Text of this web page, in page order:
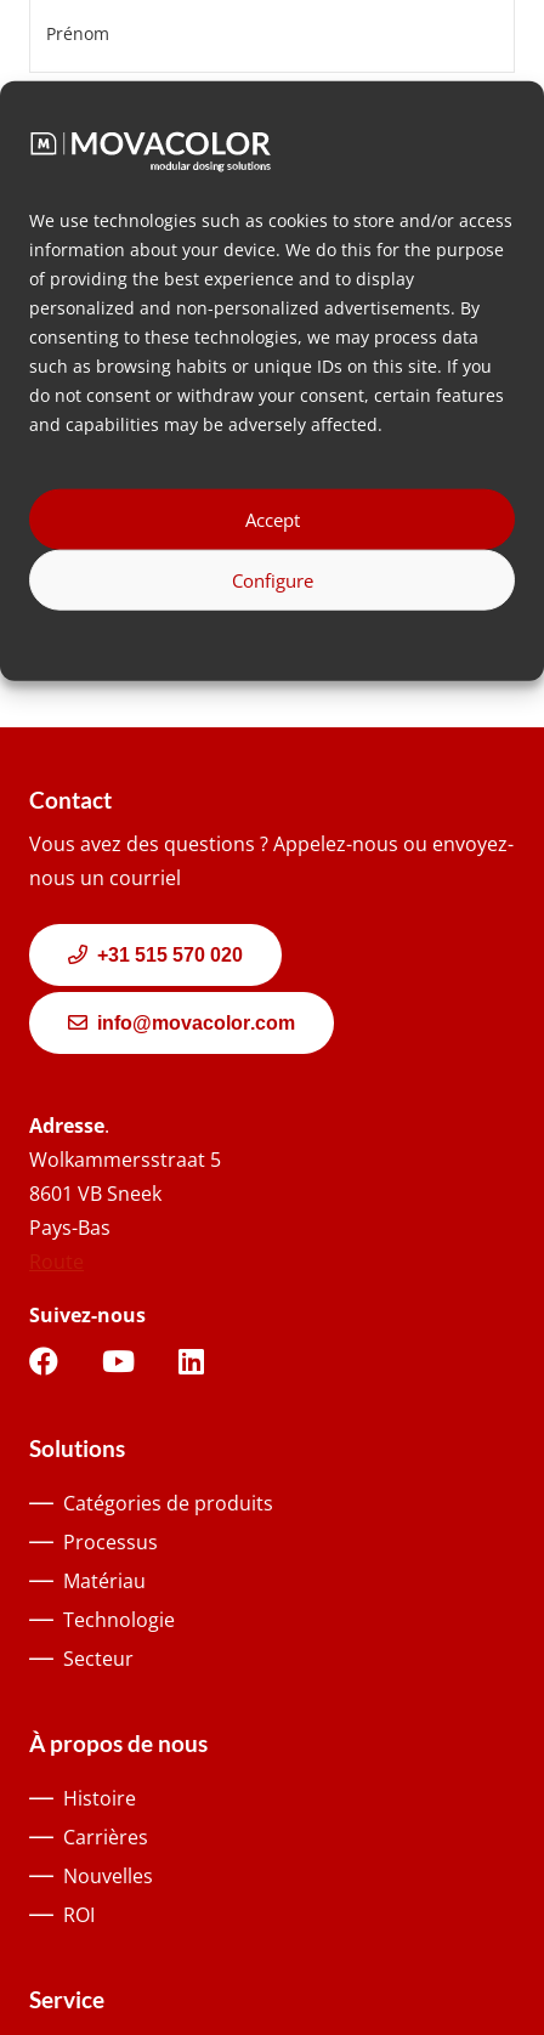
We use technologies such as cookies to store and/or access
information about your device. We do this for the purpose
of providing the best experience and to display
personalized and non-personalized advertisements. By
consenting to these technologies, we may process data
such as browsing habits or unique IDs on this site. If you
do not consent or withdraw your consent, certain features
and capabilities may be adversely affected.
Accept
Configure
name
*
name
Company
name
*
Email
*
Phone
number
Address
Pays
Contact
Vous avez des questions ? Appelez-nous ou envoyez-
nous un courriel
+31 515 570 020
info@movacolor.com
Adresse.
Wolkammersstraat 5
8601 VB Sneek
Pays-Bas
Route
Suivez-nous
Solutions
Catégories de produits
Processus
Matériau
Technologie
Secteur
À propos de nous
Histoire
Carrières
Nouvelles
ROI
Service